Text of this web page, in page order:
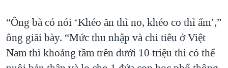
“Ông bà có nói ‘Khéo ăn thì no, khéo co thì ấm’,”
ông giãi bày. “Mức thu nhập và chi tiêu ở Việt
Nam thì khoảng tầm trên dưới 10 triệu thì có thể